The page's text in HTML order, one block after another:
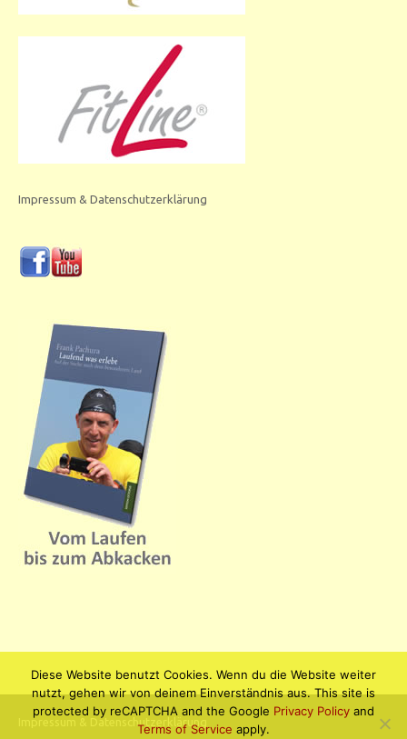
Impressum & Datenschutzerklärung
Impressum & Datenschutzerklärung
Diese Website benutzt Cookies. Wenn du die Website weiter
nutzt, gehen wir von deinem Einverständnis aus. This site is
protected by reCAPTCHA and the Google Privacy Policy and
Terms of Service apply.